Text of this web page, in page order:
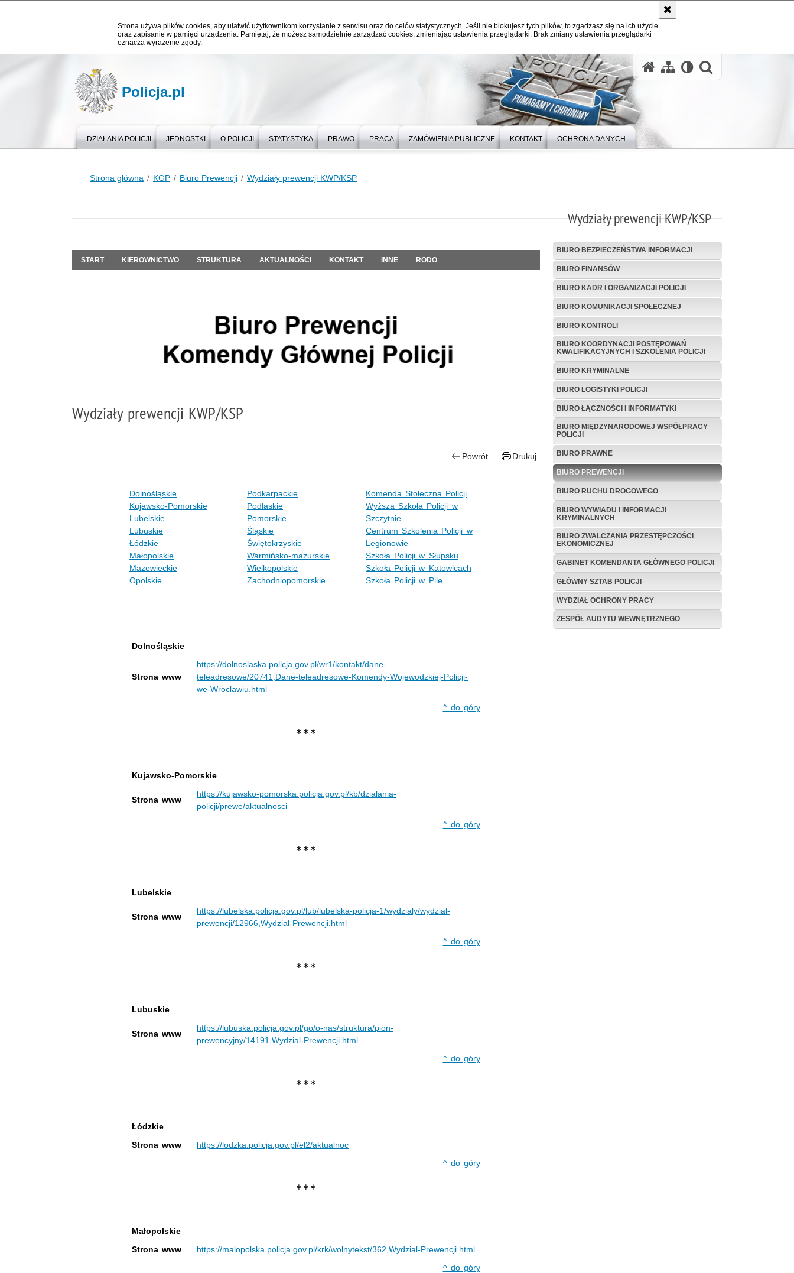
Strona używa plików cookies, aby ułatwić użytkownikom korzystanie z serwisu oraz do celów statystycznych. Jeśli nie blokujesz tych plików, to zgadzasz się na ich użycie
oraz zapisanie w pamięci urządzenia. Pamiętaj, że możesz samodzielnie zarządzać cookies, zmieniając ustawienia przeglądarki. Brak zmiany ustawienia przeglądarki
oznacza wyrażenie zgody.
Policja.pl
DZIAŁANIA POLICJI JEDNOSTKI O POLICJI STATYSTYKA PRAWO PRACA ZAMÓWIENIA PUBLICZNE KONTAKT OCHRONA DANYCH
Strona główna KGP Biuro Prewencji Wydziały prewencji KWP/KSP
Wydziały prewencji KWP/KSP
START KIEROWNICTWO STRUKTURA AKTUALNOŚCI KONTAKT INNE RODO
Wydziały prewencji KWP/KSP
Powrót Drukuj
Dolnośląskie
Kujawsko-Pomorskie
Lubelskie
Lubuskie
Łódzkie
Małopolskie
Mazowieckie
Opolskie
Podkarpackie
Podlaskie
Pomorskie
Śląskie
Świętokrzyskie
Warmińsko-mazurskie
Wielkopolskie
Zachodniopomorskie
Komenda Stołeczna Policji
Wyższa Szkoła Policji w
Szczytnie
Centrum Szkolenia Policji w
Legionowie
Szkoła Policji w Słupsku
Szkoła Policji w Katowicach
Szkoła Policji w Pile
Dolnośląskie
Strona www
https://dolnoslaska.policja.gov.pl/wr1/kontakt/dane-
teleadresowe/20741,Dane-teleadresowe-Komendy-Wojewodzkiej-Policji-
we-Wroclawiu.html
^ do góry
∗∗∗
Kujawsko-Pomorskie
Strona www
https://kujawsko-pomorska.policja.gov.pl/kb/dzialania-
policji/prewe/aktualnosci
^ do góry
∗∗∗
Lubelskie
Strona www
https://lubelska.policja.gov.pl/lub/lubelska-policja-1/wydzialy/wydzial-
prewencji/12966,Wydzial-Prewencji.html
^ do góry
∗∗∗
Lubuskie
Strona www
https://lubuska.policja.gov.pl/go/o-nas/struktura/pion-
prewencyjny/14191,Wydzial-Prewencji.html
^ do góry
∗∗∗
Łódzkie
Strona www
https://lodzka.policja.gov.pl/el2/aktualnoc
^ do góry
∗∗∗
Małopolskie
Strona www
https://malopolska.policja.gov.pl/krk/wolnytekst/362,Wydzial-Prewencji.html
^ do góry
BIURO BEZPIECZEŃSTWA INFORMACJI
BIURO FINANSÓW
BIURO KADR I ORGANIZACJI POLICJI
BIURO KOMUNIKACJI SPOŁECZNEJ
BIURO KONTROLI
BIURO KOORDYNACJI POSTĘPOWAŃ
KWALIFIKACYJNYCH I SZKOLENIA POLICJI
BIURO KRYMINALNE
BIURO LOGISTYKI POLICJI
BIURO ŁĄCZNOŚCI I INFORMATYKI
BIURO MIĘDZYNARODOWEJ WSPÓŁPRACY
POLICJI
BIURO PRAWNE
BIURO PREWENCJI
BIURO RUCHU DROGOWEGO
BIURO WYWIADU I INFORMACJI
KRYMINALNYCH
BIURO ZWALCZANIA PRZESTĘPCZOŚCI
EKONOMICZNEJ
GABINET KOMENDANTA GŁÓWNEGO POLICJI
GŁÓWNY SZTAB POLICJI
WYDZIAŁ OCHRONY PRACY
ZESPÓŁ AUDYTU WEWNĘTRZNEGO